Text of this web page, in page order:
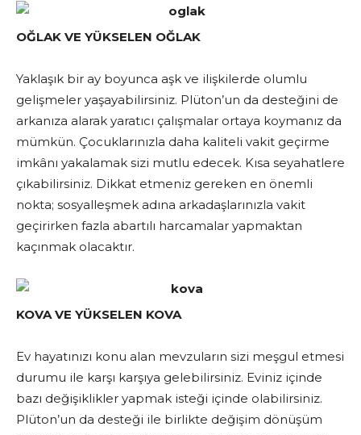
OĞLAK VE YÜKSELEN OĞLAK
Yaklaşık bir ay boyunca aşk ve ilişkilerde olumlu
gelişmeler yaşayabilirsiniz. Plüton’un da desteğini de
arkanıza alarak yaratıcı çalışmalar ortaya koymanız da
mümkün. Çocuklarınızla daha kaliteli vakit geçirme
imkânı yakalamak sizi mutlu edecek. Kısa seyahatlere
çıkabilirsiniz. Dikkat etmeniz gereken en önemli
nokta; sosyalleşmek adına arkadaşlarınızla vakit
geçirirken fazla abartılı harcamalar yapmaktan
kaçınmak olacaktır.
KOVA VE YÜKSELEN KOVA
Ev hayatınızı konu alan mevzuların sizi meşgul etmesi
durumu ile karşı karşıya gelebilirsiniz. Eviniz içinde
bazı değişiklikler yapmak isteği içinde olabilirsiniz.
Plüton’un da desteği ile birlikte değişim dönüşüm